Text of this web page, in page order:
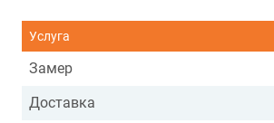
Услуга
Замер
Доставка